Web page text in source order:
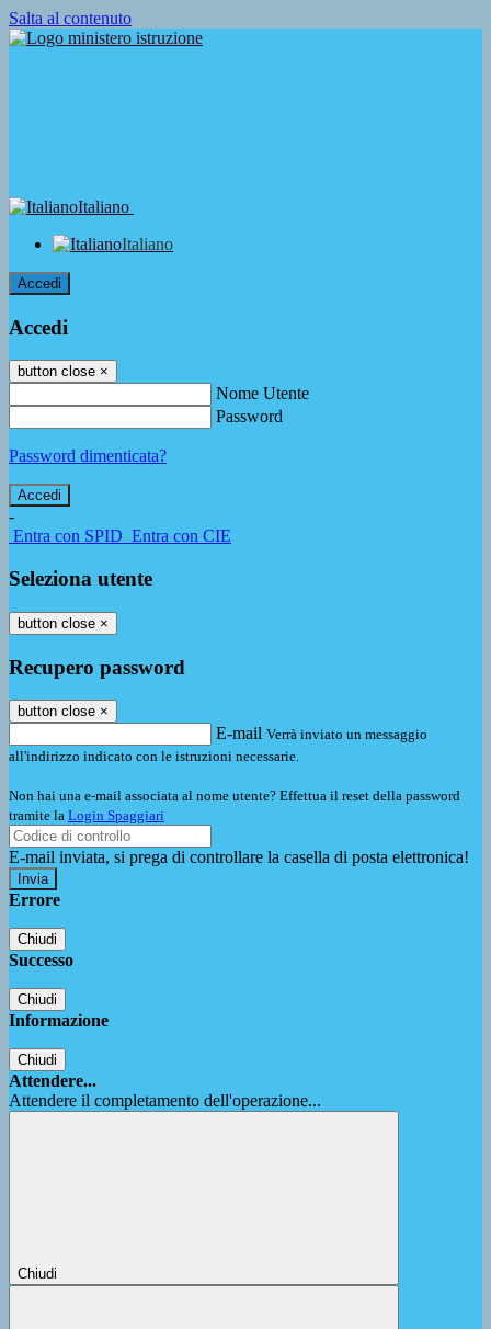
Salta al contenuto
Italiano
Italiano
Accedi
Accedi
button close ×
Nome Utente
Password
Password dimenticata?
-
Entra con SPID Entra con CIE
Seleziona utente
button close ×
Recupero password
button close ×
E-mail Verrà inviato un messaggio
all'indirizzo indicato con le istruzioni necessarie.
Non hai una e-mail associata al nome utente? Effettua il reset della password
tramite la Login Spaggiari
E-mail inviata, si prega di controllare la casella di posta elettronica!
Errore
Chiudi
Successo
Chiudi
Informazione
Chiudi
Attendere...
Attendere il completamento dell'operazione...
Chiudi